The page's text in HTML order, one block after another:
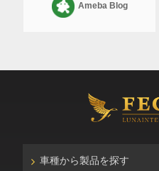
Ameba Blog
車種から製品を探す